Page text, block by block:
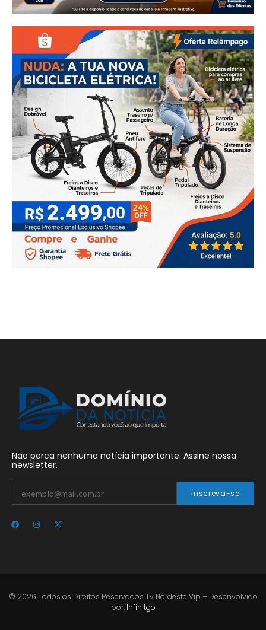
Não perca nenhuma notícia importante. Assine nossa
newsletter.
Inscreva-se
© 2026 Todos os Direitos Reservados Tv Nordeste Vip – Desenvolvido
por: Infinitgo